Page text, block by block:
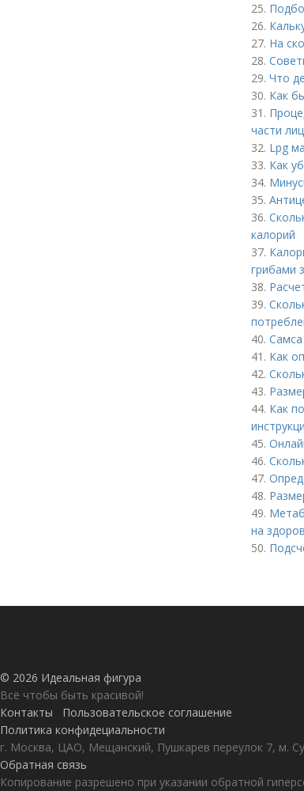
25.
26.
27. На
28.
29. Что
30. Как
31.
части
32. Lpg
33. Как
34.
35.
36.
калорий
37.
грибами
38.
39.
40. Самса
41. Как
42.
43.
44. Как
45.
46.
47.
48.
49.
на
50.
© 2026 Идеальная фигура
Всё чтобы быть красивой!
Контакты
Пользовательское соглашение
Политика конфидециальности
г. Москва, ЦАО, Мещанский, Пушкарев переулок 7, м.
Обратная связь
Копирование разрешено при указании обратной